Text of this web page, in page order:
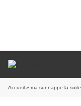
Accueil » ma sur nappe la suite